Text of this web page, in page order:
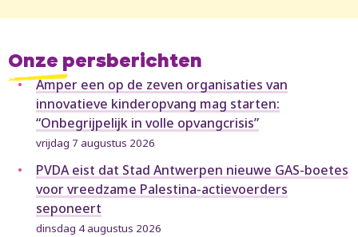
Onze persberichten
Amper een op de zeven organisaties van
innovatieve kinderopvang mag starten:
“Onbegrijpelijk in volle opvangcrisis”
vrijdag 7 augustus 2026
PVDA eist dat Stad Antwerpen nieuwe GAS-boetes
voor vreedzame Palestina-actievoerders
seponeert
dinsdag 4 augustus 2026